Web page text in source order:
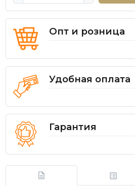
Опт и розница
Удобная оплата
Гарантия